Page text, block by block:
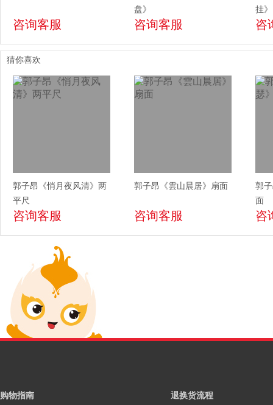
咨询客服
盘》
咨询客服
挂》
咨
猜你喜欢
郭子昂《悄月夜风清》两
平尺
咨询客服
郭子昂《雲山晨居》扇面
咨询客服
郭
面
咨
购物指南
退换货流程